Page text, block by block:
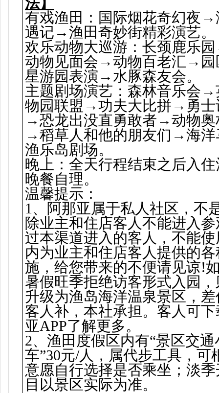
有戏渔田：国际烟花奇幻夜→
遇记→渔田奇妙街精彩演艺。
欢乐动物大巡游：长颈鹿乐
动物见面会→动物百老汇→园
星游园表演→水豚森友会。
主题剧场演艺：森林音乐会→
物园联盟→功夫大比拼→勇士
→恐龙出没直勇敢者→动物奥
→稻草人和他的朋友们→海洋
渔乐岛剧场。
晚上：全天行程结束之后入
晚餐自理。
温馨提示：
1、阿那亚属于私人社区，不
除业主和住店客人不能进入
过本渠道进入的客人，不能
内为业主和住店客人提供的
施，给您带来的不便请见谅!
暑假旺季拒绝访客形式入园
升级为渔岛海洋温泉景区，
客人补，本社承担。客人可
亚APP了解更多。
2、渔田度假区内有“景区交通
车”30元/人，属代步工具，可
意愿自行选择是否乘坐；淡
目以景区实际为准。